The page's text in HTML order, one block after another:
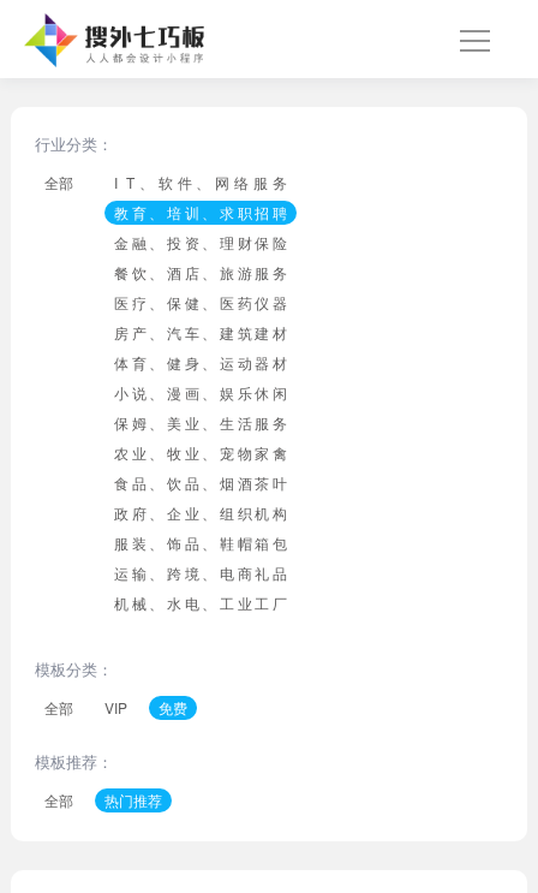
行业分类：
全部
I T、软件、网络服务
教育、培训、求职招聘
金融、投资、理财保险
餐饮、酒店、旅游服务
医疗、保健、医药仪器
房产、汽车、建筑建材
体育、健身、运动器材
小说、漫画、娱乐休闲
保姆、美业、生活服务
农业、牧业、宠物家禽
食品、饮品、烟酒茶叶
政府、企业、组织机构
服装、饰品、鞋帽箱包
运输、跨境、电商礼品
机械、水电、工业工厂
模板分类：
全部 VIP 免费
模板推荐：
全部 热门推荐